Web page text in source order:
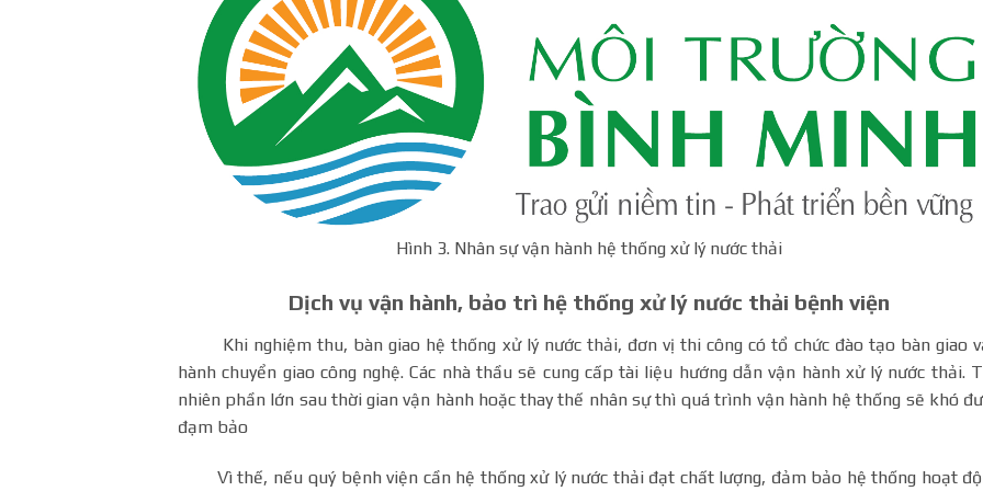
Hình 3. Nhân sự vận hành hệ thống xử lý nước thải
Dịch vụ vận hành, bảo trì hệ thống xử lý nước thải bệnh viện
Khi nghiệm thu, bàn giao hệ thống xử lý nước thải, đơn vị thi công có tổ chức đào tạo bàn giao
hành chuyển giao công nghệ. Các nhà thầu sẽ cung cấp tài liệu hướng dẫn vận hành xử lý nước thải.
nhiên phần lớn sau thời gian vận hành hoặc thay thế nhân sự thì quá trình vận hành hệ thống sẽ khó
đạm bảo
Vì thế, nếu quý bệnh viện cần hệ thống xử lý nước thải đạt chất lượng, đảm bảo hệ thống hoạt